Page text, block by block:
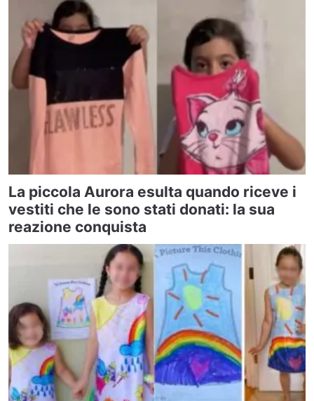
La piccola Aurora esulta quando riceve i
vestiti che le sono stati donati: la sua
reazione conquista